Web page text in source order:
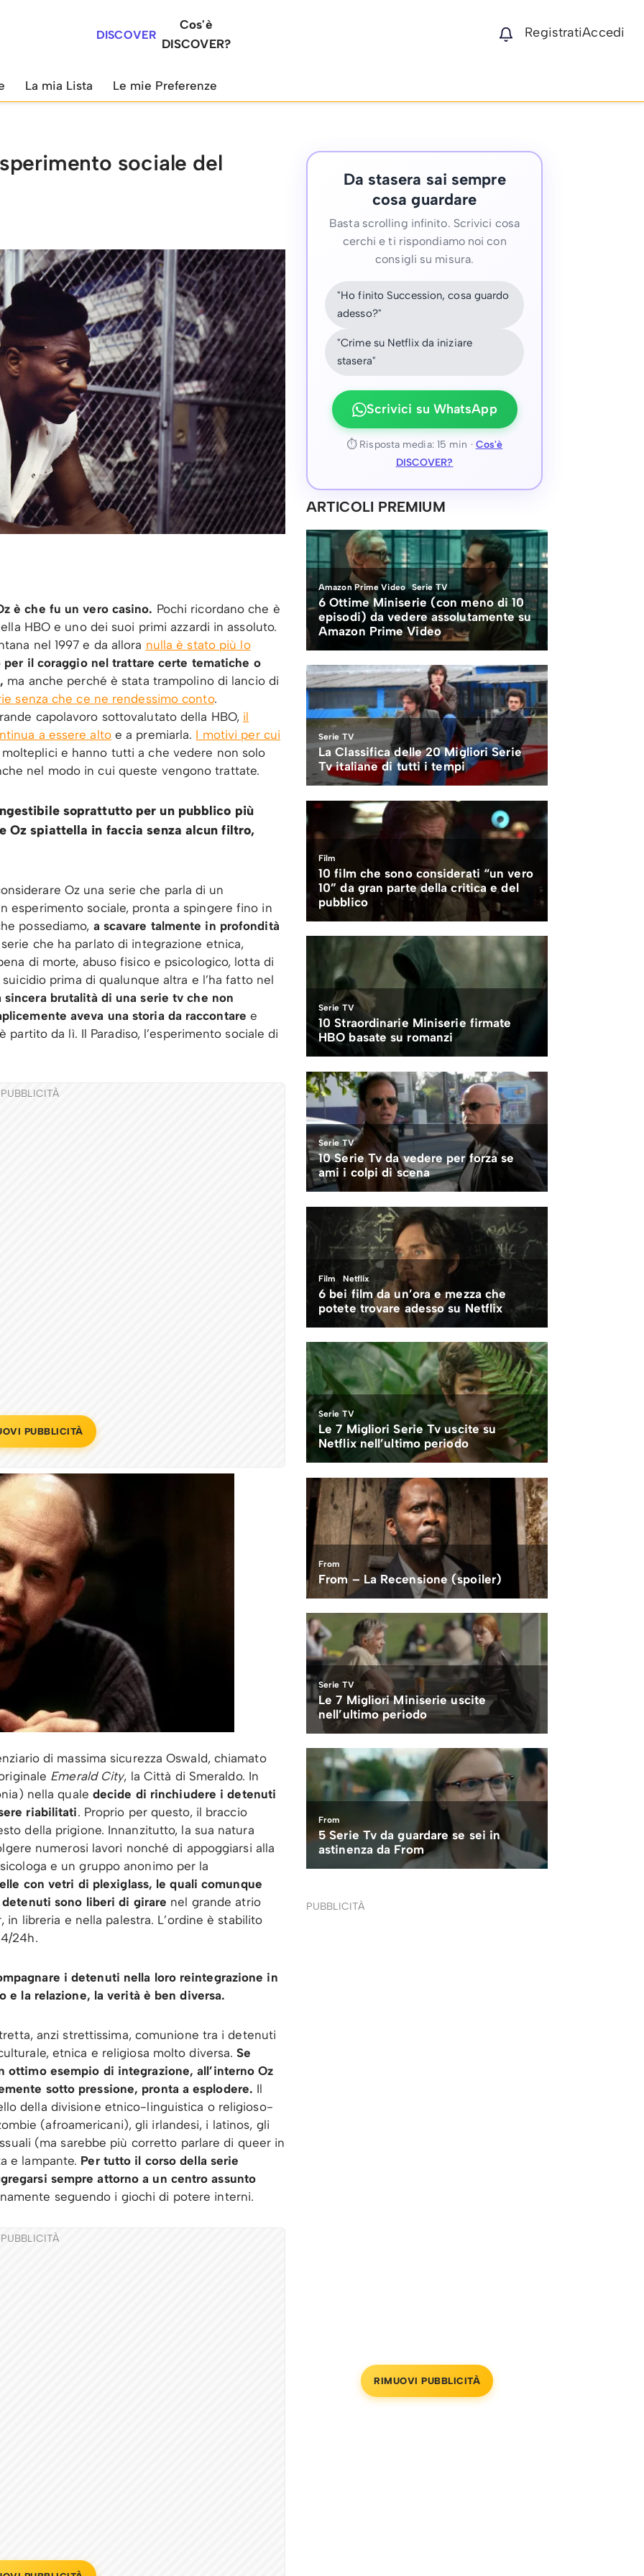
DISCOVER
Cos'è
DISCOVER?
RegistratiAccedi
La mia Lista Le mie Preferenze
sociale del
è che fu un vero casino. Pochi ricordano che è
HBO e uno dei suoi primi azzardi in assoluto.
nel 1997 e da allora nulla è stato più lo
per il coraggio nel trattare certe tematiche o
ma anche perché è stata trampolino di lancio di
senza che ce ne rendessimo conto.
capolavoro sottovalutato della HBO, il
a essere altoe a premiarla. I motivi per cui
e hanno tutti a che vedere non solo
nel modo in cui queste vengono trattate.
soprattutto per un pubblico più
Oz spiattella in faccia senza alcun filtro,
Oz una serie che parla di un
esperimento sociale, pronta a spingere fino in
possediamo, a scavare talmente in profondità
che ha parlato di integrazione etnica,
di morte, abuso fisico e psicologico, lotta di
prima di qualunque altra e l’ha fatto nel
sincera brutalità di una serie tv che non
aveva una storia da raccontare e
da lì. Il Paradiso, l’esperimento sociale di
PUBBLICITÀ
PUBBLICITÀ
di massima sicurezza Oswald, chiamato
Emerald City, la Città di Smeraldo. In
nella quale decide di rinchiudere i detenuti
riabilitati. Proprio per questo, il braccio
della prigione. Innanzitutto, la sua natura
numerosi lavori nonché di appoggiarsi alla
e un gruppo anonimo per la
con vetri di plexiglass, le quali comunque
sono liberi di girare nel grande atrio
libreria e nella palestra. L’ordine è stabilito
24h.
i detenuti nella loro reintegrazione in
e la relazione, la verità è ben diversa.
anzi strettissima, comunione tra i detenuti
etnica e religiosa molto diversa.Se
ottimo esempio di integrazione, all’interno Oz
sotto pressione, pronta a esplodere. Il
della divisione etnico-linguistica o religioso-
(afroamericani), gli irlandesi, i latinos, gli
(ma sarebbe più corretto parlare di queer in
e lampante. Per tutto il corso della serie
sempre attorno a un centro assunto
seguendo i giochi di potere interni.
PUBBLICITÀ
Da stasera sai sempre
cosa guardare
Basta scrolling infinito. Scrivici cosa
cerchi e ti rispondiamo noi con
consigli su misura.
"Ho finito Succession, cosa guardo
adesso?"
"Crime su Netflix da iniziare
stasera"
Scrivici su WhatsApp
⏱ Risposta media: 15 min · Cos'è
DISCOVER?
ARTICOLI PREMIUM
PUBBLICITÀ
RIMUOVI PUBBLICITÀ